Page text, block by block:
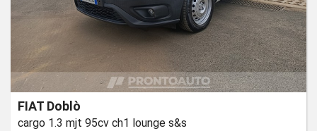
FIAT Doblò
cargo 1.3 mjt 95cv ch1 lounge s&s